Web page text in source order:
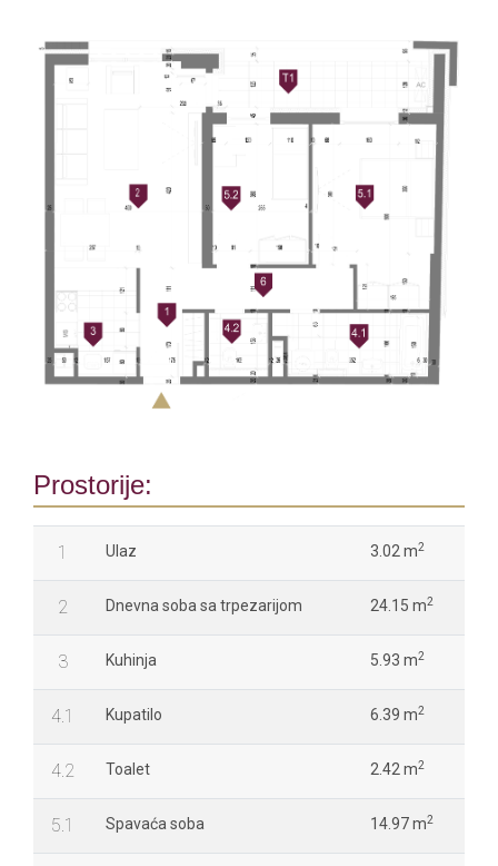
Prostorije:
1 Ulaz 3.02 m2
2 Dnevna soba sa trpezarijom 24.15 m2
3 Kuhinja 5.93 m2
4.1 Kupatilo 6.39 m2
4.2 Toalet 2.42 m2
5.1 Spavaća soba 14.97 m2